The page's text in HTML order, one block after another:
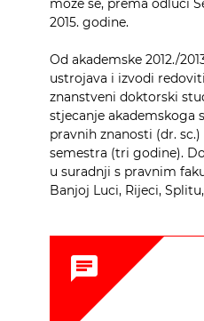
može se, prema odluci
2015. godine.
Od akademske 2012./
ustrojava i izvodi
znanstveni doktorski
stjecanje akademskoga
pravnih znanosti (dr.
semestra (tri godine).
u suradnji s pravnim
Banjoj Luci, Rijeci,
chat